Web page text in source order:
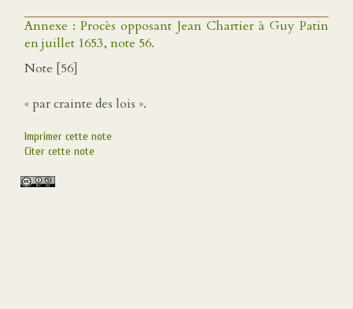
Annexe : Procès opposant Jean Chartier à Guy Patin
en juillet 1653, note 56.
Note [56]
« par crainte des lois ».
Imprimer cette note
Citer cette note